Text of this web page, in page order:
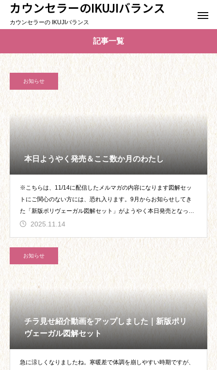
カウンセラーのIKUJIバランス
カウンセラーの IKUJIバランス
記事一覧
お知らせ
本日ようやく発売＆ここ数か月のわたし
※こちらは、11/14に配信したメルマガの内容になります図解セッ
トにご関心のない方には、恐れ入ります。9月からお知らせしてき
た「新版ポリヴェーガル図解セット」がようやく本日発売となった
こと2025.11.14
お知らせ
チラ見せ紹介動画をアップしました｜新版ポリ
ヴェーガル図解セット
急に涼しくなりましたね。寒暖差で体調を崩しやすい時期ですが、